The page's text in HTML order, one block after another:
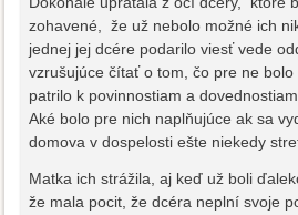
zohavené, že už nebolo možné ich
jednej jej dcére podarilo viesť vede
vzrušujúce čítať o tom, čo pre ne
patrilo k povinnostiam a
Aké bolo pre nich naplňujúce ak sa
domova v dospelosti ešte niekedy
Matka ich strážila, aj keď už boli
že mala pocit, že dcéra neplní svoje